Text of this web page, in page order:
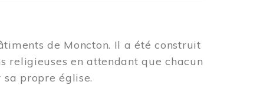
de Moncton. Il a été construit
religieuses en attendant que chacun
propre église.